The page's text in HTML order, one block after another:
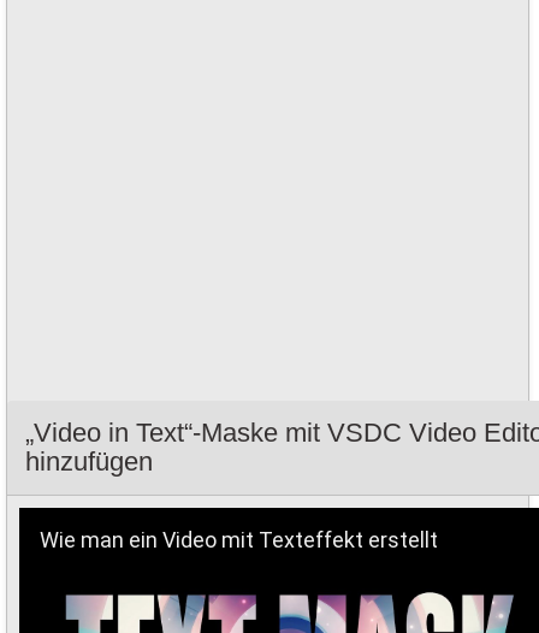
„Video in Text“-Maske mit VSDC Video
hinzufügen
Wie man ein Video mit Texteffekt erstellt